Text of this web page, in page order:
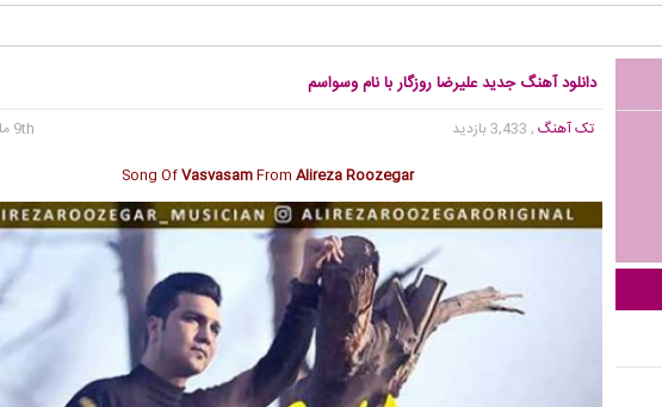
دانلود آهنگ جدید علیرضا روزگار با نام وسواسم
تک آهنگ, 3,433 بازدید
9th مارس 2018
Song OfVasvasamFrom Alireza Roozegar